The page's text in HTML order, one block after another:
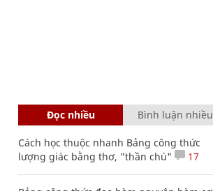
Đọc nhiều Bình luận nhiều
Cách học thuộc nhanh Bảng công thức
lượng giác bằng thơ, "thần chú"
17